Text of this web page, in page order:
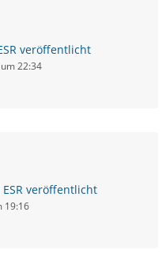
veröffentlicht
22:34
veröffentlicht
19:16